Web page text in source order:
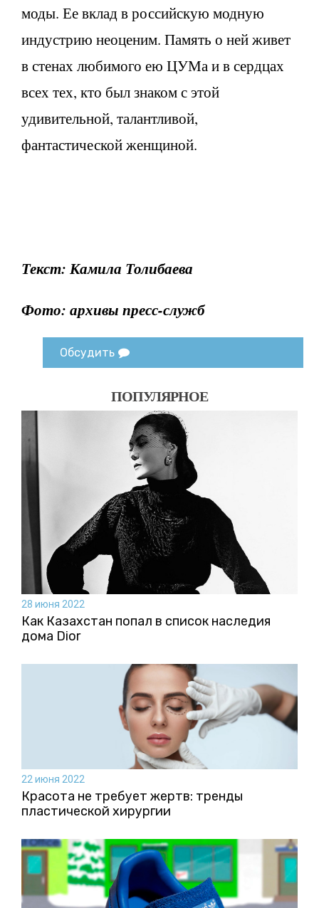
моды. Ее вклад в российскую модную
индустрию неоценим. Память о ней живет
в стенах любимого ею ЦУМа и в сердцах
всех тех, кто был знаком с этой
удивительной, талантливой,
фантастической женщиной.
Текст: Камила Толибаева
Фото: архивы пресс-служб
Обсудить
ПОПУЛЯРНОЕ
28 июня 2022
Как Казахстан попал в список наследия
дома Dior
22 июня 2022
Красота не требует жертв: тренды
пластической хирургии